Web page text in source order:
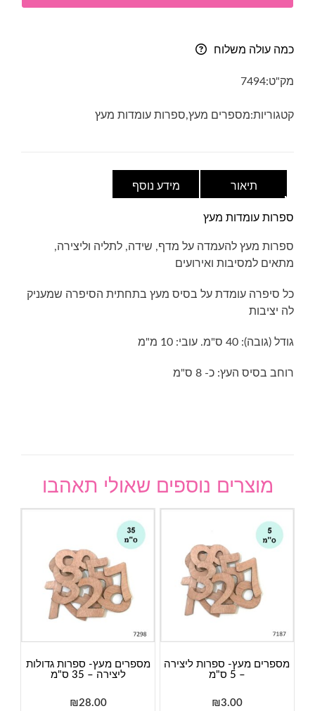
40
כמה עולה משלוח
מק"ט:7494
קטגוריות:מספרים מעץ,ספרות עומדות מעץ
תיאור מידע נוסף
ספרות עומדות מעץ
ספרות מעץ להעמדה על מדף, שידה, לתליה וליצירה,
מתאים למסיבות ואירועים
כל סיפרה עומדת על בסיס מעץ בתחתית הסיפרה שמעניק
לה יציבות
גודל (גובה): 40 ס"מ. עובי: 10 מ"מ
רוחב בסיס העץ: כ- 8 ס"מ
מוצרים נוספים שאולי תאהבו
מספרים מעץ- ספרות ליצירה
– 5 ס"מ
₪3.00
מספרים מעץ- ספרות גדולות
ליצירה – 35 ס"מ
₪28.00